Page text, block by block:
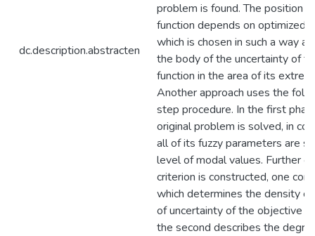
dc.description.abstracten
problem is found. The position
function depends on optimized
which is chosen in such a way
the body of the uncertainty of
function in the area of its
Another approach uses the
step procedure. In the first
original problem is solved, in
all of its fuzzy parameters are
level of modal values. Further
criterion is constructed, one
which determines the density
of uncertainty of the objective
the second describes the